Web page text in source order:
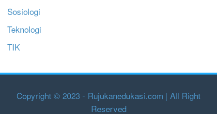
Sosiologi
Teknologi
TIK
Copyright © 2023 - Rujukanedukasi.com | All Right
Reserved